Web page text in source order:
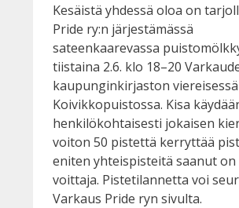
Kesäistä yhdessä oloa on
Pride ry:n järjestämässä
sateenkaarevassa
tiistaina 2.6. klo 18–20
kaupunginkirjaston viereisessä
Koivikkopuistossa. Kisa
henkilökohtaisesti jokaisen
voiton 50 pistettä kerryttää
eniten yhteispisteitä saanut on
voittaja. Pistetilannetta voi
Varkaus Pride ryn sivulta.